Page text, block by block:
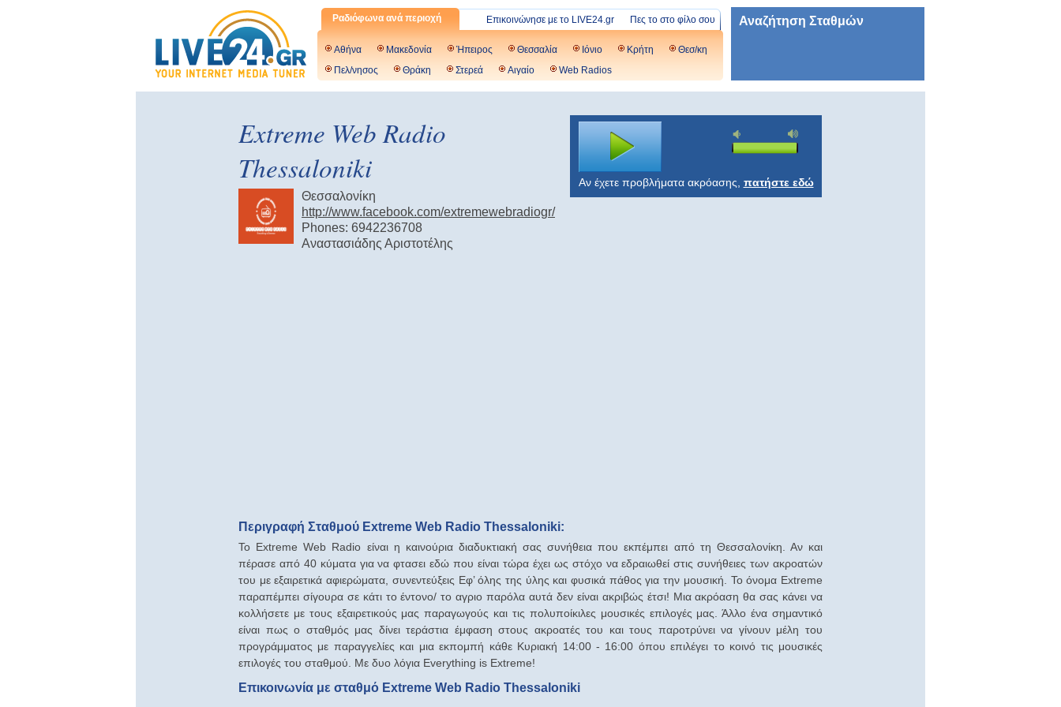
Ραδιόφωνα ανά περιοχή Πες το στο φίλο σου
Επικοινώνησε με το LIVE24.gr
Αθήνα Μακεδονία Ήπειρος Θεσσαλία Ιόνιο Κρήτη
Θεσ/κη
Πελ/νησος
Θράκη Στερεά Αιγαίο Web Radios
Αναζήτηση Σταθμών
Extreme Web Radio
Thessaloniki
Θεσσαλονίκη
http://www.facebook.com/extremewebradiogr/
Phones: 6942236708
Αναστασιάδης Αριστοτέλης
Αν έχετε προβλήματα ακρόασης, πατήστε εδώ
Περιγραφή Σταθμού Extreme Web Radio Thessaloniki:
Το Extreme Web Radio είναι η καινούρια διαδυκτιακή σας συνήθεια που εκπέμπει από τη Θεσσαλονίκη. Αν και
πέρασε από 40 κύματα για να φτασει εδώ που είναι τώρα έχει ως στόχο να εδραιωθεί στις συνήθειες των ακροατών
του με εξαιρετικά αφιερώματα, συνεντεύξεις Εφ’ όλης της ύλης και φυσικά πάθος για την μουσική. Το όνομα Extreme
παραπέμπει σίγουρα σε κάτι το έντονο/ το αγριο παρόλα αυτά δεν είναι ακριβώς έτσι! Μια ακρόαση θα σας κάνει να
κολλήσετε με τους εξαιρετικούς μας παραγωγούς και τις πολυποίκιλες μουσικές επιλογές μας. Άλλο ένα σημαντικό
είναι πως ο σταθμός μας δίνει τεράστια έμφαση στους ακροατές του και τους παροτρύνει να γίνουν μέλη του
προγράμματος με παραγγελίες και μια εκπομπή κάθε Κυριακή 14:00 - 16:00 όπου επιλέγει το κοινό τις μουσικές
επιλογές του σταθμού. Με δυο λόγια Everything is Extreme!
Επικοινωνία με σταθμό Extreme Web Radio Thessaloniki